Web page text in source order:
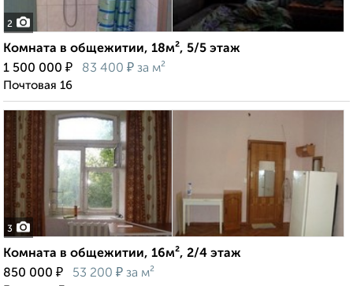
2
Комната в общежитии, 18м², 5/5 этаж
1 500 000 ₽ 83 400 ₽ за м²
Почтовая 16
3
Комната в общежитии, 16м², 2/4 этаж
850 000 ₽ 53 200 ₽ за м²